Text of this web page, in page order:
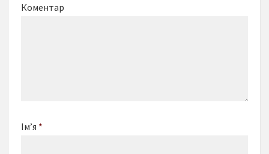
Коментар
Ім’я *